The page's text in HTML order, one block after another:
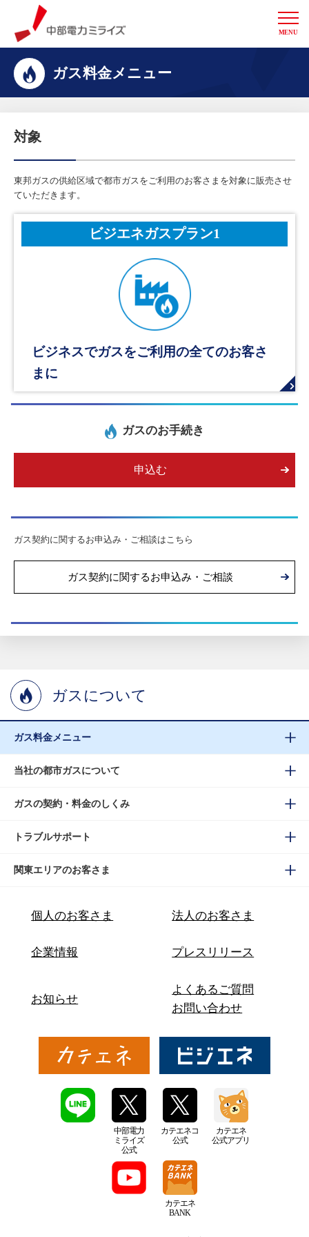
中部電力ミライズ
MENU
ガス料金メニュー
対象
東邦ガスの供給区域で都市ガスをご利用のお客さまを対象に販売させ
ていただきます。
ビジエネガスプラン1
ビジネスでガスをご利用の全てのお客さ
まに
ガスのお手続き
申込む
ガス契約に関するお申込み・ご相談はこちら
ガス契約に関するお申込み・ご相談
ガスについて
ガス料金メニュー
当社の都市ガスについて
ガスの契約・料金のしくみ
トラブルサポート
関東エリアのお客さま
個人のお客さま 法人のお客さま
企業情報 プレスリリース
お知らせ
よくあるご質問
お問い合わせ
中部電力
ミライズ
公式
カテエネコ
公式
カテエネ
公式アプリ
カテエネ
BANK